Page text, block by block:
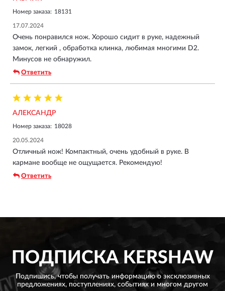
Номер заказа: 18131
17.07.2024
Очень понравился нож. Хорошо сидит в руке, надежный
замок, легкий , обработка клинка, любимая многими D2.
Минусов не обнаружил.
Ответить
АЛЕКСАНДР
Номер заказа: 18028
20.05.2024
Отличный нож! Компактный, очень удобный в руке. В
кармане вообще не ощущается. Рекомендую!
Ответить
ПОДПИСКАKERSHAW
Подпишись, чтобы получать информацию о эксклюзивных
предложениях, поступлениях, событиях и многом другом